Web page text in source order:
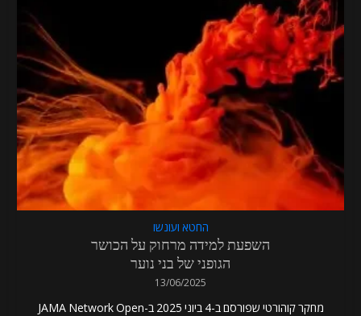
החטא ועונשו
השפעת למידה מרחוק על הכושר
הגופני של בני נוער
13/06/2025
מחקר קוהורטי שפורסם ב-4 ביוני 2025 ב-JAMA Network Open